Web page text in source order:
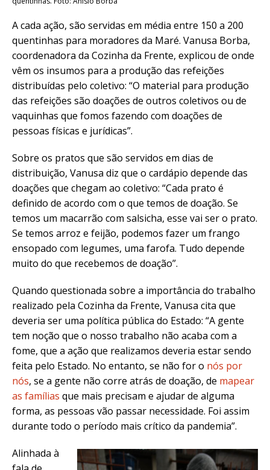
A cada ação, são servidas em média entre 150 a 200
quentinhas para moradores da Maré. Vanusa Borba,
coordenadora da Cozinha da Frente, explicou de onde
vêm os insumos para a produção das refeições
distribuídas pelo coletivo: “O material para produção
das refeições são doações de outros coletivos ou de
vaquinhas que fomos fazendo com doações de
pessoas físicas e jurídicas”.
Sobre os pratos que são servidos em dias de
distribuição, Vanusa diz que o cardápio depende das
doações que chegam ao coletivo: “Cada prato é
definido de acordo com o que temos de doação. Se
temos um macarrão com salsicha, esse vai ser o prato.
Se temos arroz e feijão, podemos fazer um frango
ensopado com legumes, uma farofa. Tudo depende
muito do que recebemos de doação”.
Quando questionada sobre a importância do trabalho
realizado pela Cozinha da Frente, Vanusa cita que
deveria ser uma política pública do Estado: “A gente
tem noção que o nosso trabalho não acaba com a
fome, que a ação que realizamos deveria estar sendo
feita pelo Estado. No entanto, se não for o nós por
nós, se a gente não corre atrás de doação, de mapear
as famílias que mais precisam e ajudar de alguma
forma, as pessoas vão passar necessidade. Foi assim
durante todo o período mais crítico da pandemia”.
Alinhada à